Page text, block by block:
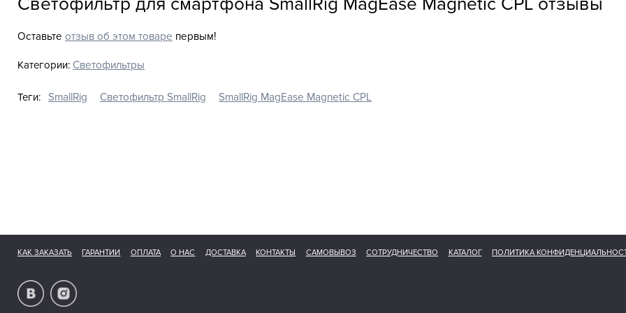
Оставьте отзыв об этом товаре первым!
Категории: Светофильтры
Теги: SmallRig Светофильтр SmallRig SmallRig MagEase Magnetic CPL
КАК ЗАКАЗАТЬ ГАРАНТИИ ОПЛАТА О НАС ДОСТАВКА КОНТАКТЫ САМОВЫВОЗ СОТРУДНИЧЕСТВО КАТАЛОГ ПОЛИТИКА